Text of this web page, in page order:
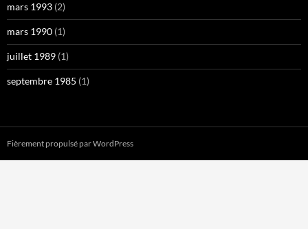
mars 1993 (2)
mars 1990 (1)
juillet 1989 (1)
septembre 1985 (1)
Fièrement propulsé par WordPress